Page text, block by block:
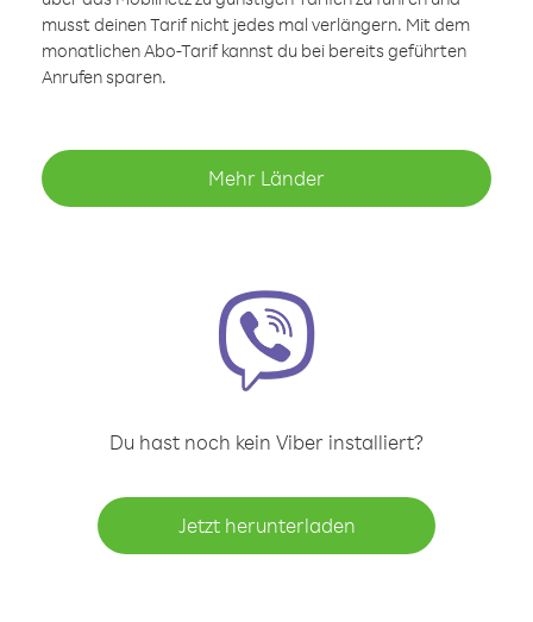
musst deinen Tarif nicht jedes mal verlängern. Mit dem
monatlichen Abo-Tarif kannst du bei bereits geführten
Anrufen sparen.
Mehr Länder
Du hast noch kein Viber installiert?
Jetzt herunterladen